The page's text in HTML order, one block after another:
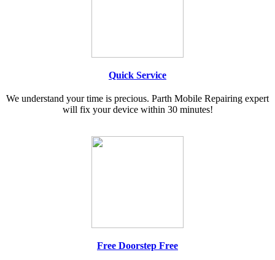
Quick Service
We understand your time is precious. Parth Mobile Repairing expert
will fix your device within 30 minutes!
Free Doorstep Free